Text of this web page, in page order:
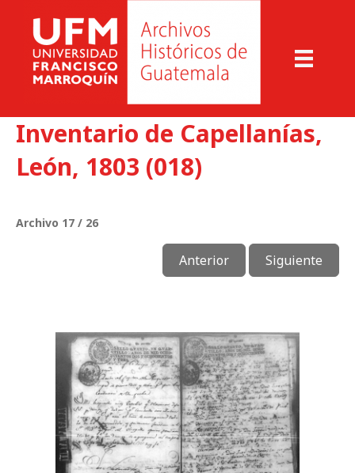
Inventario de Capellanías,
León, 1803 (018)
Archivo 17 / 26
Anterior Siguiente